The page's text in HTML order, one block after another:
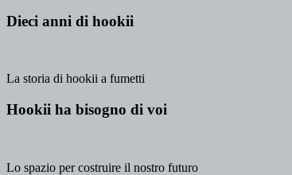
Dieci anni di hookii
La storia di hookii a fumetti
Hookii ha bisogno di voi
Lo spazio per costruire il nostro futuro